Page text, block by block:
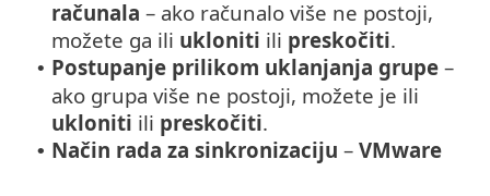
računala – ako računalo više ne postoji,
možete ga ili ukloniti ili preskočiti.
• Postupanje prilikom uklanjanja grupe –
ako grupa više ne postoji, možete je ili
ukloniti ili preskočiti.
• Način rada za sinkronizaciju – VMware